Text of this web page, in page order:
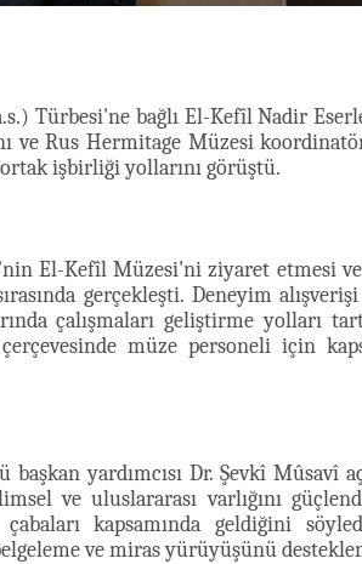
Türbesi'ne bağlı El-Kefîl Nadir
ve Rus Hermitage Müzesi
ortak işbirliği yollarını görüştü.
El-Kefîl Müzesi'ni ziyaret etmesi ve
gerçekleşti. Deneyim
çalışmaları geliştirme yolları
müze personeli için
yardımcısı Dr. Şevkî Mûsavî
ve uluslararası varlığını
kapsamında geldiğini
ve miras yürüyüşünü